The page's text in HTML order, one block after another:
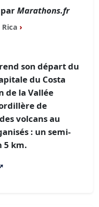
parMarathons.fr
Rica ›
son départ du
du Costa
de la Vallée
de
volcans au
: un semi-
5 km.